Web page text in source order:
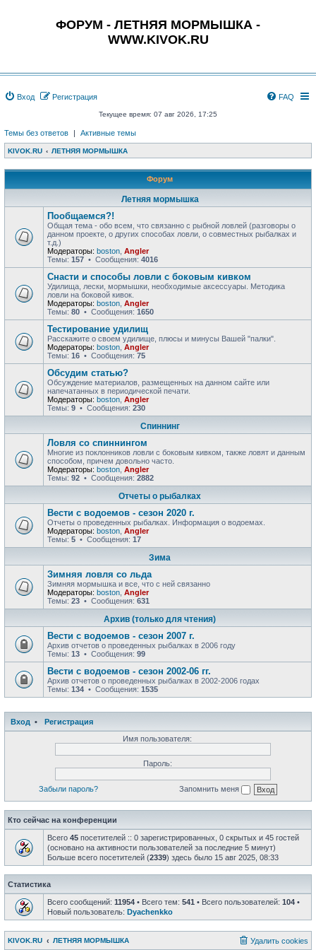
ФОРУМ - ЛЕТНЯЯ МОРМЫШКА -
WWW.KIVOK.RU
Вход Регистрация FAQ
Текущее время: 07 авг 2026, 17:25
Темы без ответов | Активные темы
KIVOK.RU ЛЕТНЯЯ МОРМЫШКА
Форум
Летняя мормышка
Пообщаемся?!
Общая тема - обо всем, что связанно с рыбной ловлей (разговоры о
данном проекте, о других способах ловли, о совместных рыбалках и
т.д.)
Модераторы: boston Angler
Темы: 157 • Сообщения: 4016
Снасти и способы ловли с боковым кивком
Удилища, лески, мормышки, необходимые аксессуары. Методика
ловли на боковой кивок.
Модераторы: boston Angler
Темы: 80 • Сообщения: 1650
Тестирование удилищ
Расскажите о своем удилище, плюсы и минусы Вашей "палки".
Модераторы: boston Angler
Темы: 16 • Сообщения: 75
Обсудим статью?
Обсуждение материалов, размещенных на данном сайте или
напечатанных в периодической печати.
Модераторы: boston Angler
Темы: 9 • Сообщения: 230
Спиннинг
Ловля со спиннингом
Многие из поклонников ловли с боковым кивком, также ловят и данным
способом, причем довольно часто.
Модераторы: boston Angler
Темы: 92 • Сообщения: 2882
Отчеты о рыбалках
Вести с водоемов - сезон 2020 г.
Отчеты о проведенных рыбалках. Информация о водоемах.
Модераторы: boston Angler
Темы: 5 • Сообщения: 17
Зима
Зимняя ловля со льда
Зимняя мормышка и все, что с ней связанно
Модераторы: boston Angler
Темы: 23 • Сообщения: 631
Архив (только для чтения)
Вести с водоемов - сезон 2007 г.
Архив отчетов о проведенных рыбалках в 2006 году
Темы: 13 • Сообщения: 99
Вести с водоемов - сезон 2002-06 гг.
Архив отчетов о проведенных рыбалках в 2002-2006 годах
Темы: 134 • Сообщения: 1535
Вход •
Регистрация
Имя пользователя:
Пароль:
Забыли пароль? Запомнить меня
Кто сейчас на конференции
Всего 45 посетителей :: 0 зарегистрированных, 0 скрытых и 45 гостей
(основано на активности пользователей за последние 5 минут)
Больше всего посетителей (2339) здесь было 15 авг 2025, 08:33
Статистика
Всего сообщений: 11954 • Всего тем: 541 • Всего пользователей: 104 •
Новый пользователь: Dyachenkko
KIVOK.RU ЛЕТНЯЯ МОРМЫШКА Удалить cookies